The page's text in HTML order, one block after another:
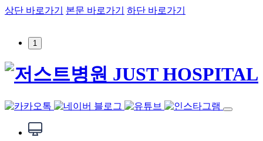
상단 바로가기 본문 바로가기 하단 바로가기
1